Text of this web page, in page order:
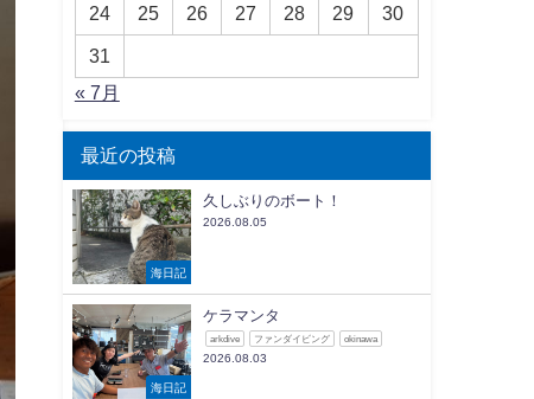
24 25 26 27 28 29 30
31
« 7月
最近の投稿
海日記
久しぶりのボート！
2026.08.05
海日記
ケラマンタ
arkdive ファンダイビング okinawa
2026.08.03